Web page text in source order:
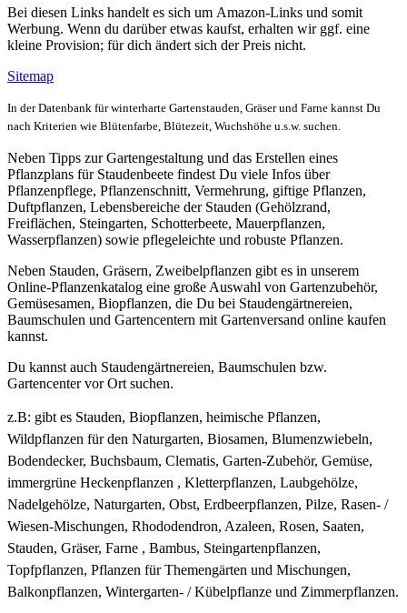
Bei diesen Links handelt es sich um Amazon-Links und somit
Werbung. Wenn du darüber etwas kaufst, erhalten wir ggf. eine
kleine Provision; für dich ändert sich der Preis nicht.
Sitemap
In der Datenbank für winterharte Gartenstauden, Gräser und Farne kannst Du
nach Kriterien wie Blütenfarbe, Blütezeit, Wuchshöhe u.s.w. suchen.
Neben Tipps zur Gartengestaltung und das Erstellen eines
Pflanzplans für Staudenbeete findest Du viele Infos über
Pflanzenpflege, Pflanzenschnitt, Vermehrung, giftige Pflanzen,
Duftpflanzen, Lebensbereiche der Stauden (Gehölzrand,
Freiflächen, Steingarten, Schotterbeete, Mauerpflanzen,
Wasserpflanzen) sowie pflegeleichte und robuste Pflanzen.
Neben Stauden, Gräsern, Zweibelpflanzen gibt es in unserem
Online-Pflanzenkatalog eine große Auswahl von Gartenzubehör,
Gemüsesamen, Biopflanzen, die Du bei Staudengärtnereien,
Baumschulen und Gartencentern mit Gartenversand online kaufen
kannst.
Du kannst auch Staudengärtnereien, Baumschulen bzw.
Gartencenter vor Ort suchen.
z.B: gibt es Stauden, Biopflanzen, heimische Pflanzen,
Wildpflanzen für den Naturgarten, Biosamen, Blumenzwiebeln,
Bodendecker, Buchsbaum, Clematis, Garten-Zubehör, Gemüse,
immergrüne Heckenpflanzen , Kletterpflanzen, Laubgehölze,
Nadelgehölze, Naturgarten, Obst, Erdbeerpflanzen, Pilze, Rasen- /
Wiesen-Mischungen, Rhododendron, Azaleen, Rosen, Saaten,
Stauden, Gräser, Farne , Bambus, Steingartenpflanzen,
Topfpflanzen, Pflanzen für Themengärten und Mischungen,
Balkonpflanzen, Wintergarten- / Kübelpflanze und Zimmerpflanzen.